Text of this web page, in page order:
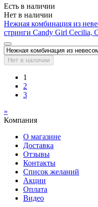
Есть в наличии
Нет в наличии
Нежная комбинация из
стринги Candy Girl Cecilia,
Нет в наличии
1
2
3
»
Компания
О магазине
Доставка
Отзывы
Контакты
Список желаний
Акции
Оплата
Видео